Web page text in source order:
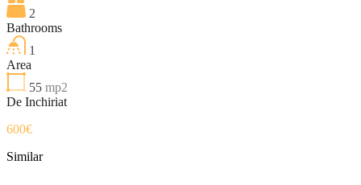
2
Bathrooms
1
Area
55 mp2
De Inchiriat
600€
Similar